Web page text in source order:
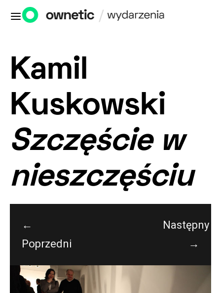
Kamil
Kuskowski
Szczęście w
nieszczęściu
←
Poprzedni
Następny
→